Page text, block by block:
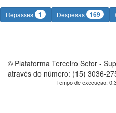
Repasses 1 Despesas 169
© Plataforma Terceiro Setor -
através do número: (15) 3036-
Tempo de execução: